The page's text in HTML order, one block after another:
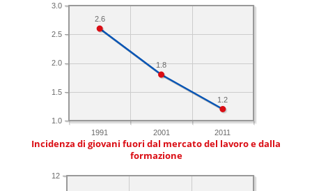
1991 2001 2011
1.0
1.5
2.0
2.5
3.0
1.2
1.8
2.6
Incidenza di giovani fuori dal mercato del lavoro e dalla
formazione
12